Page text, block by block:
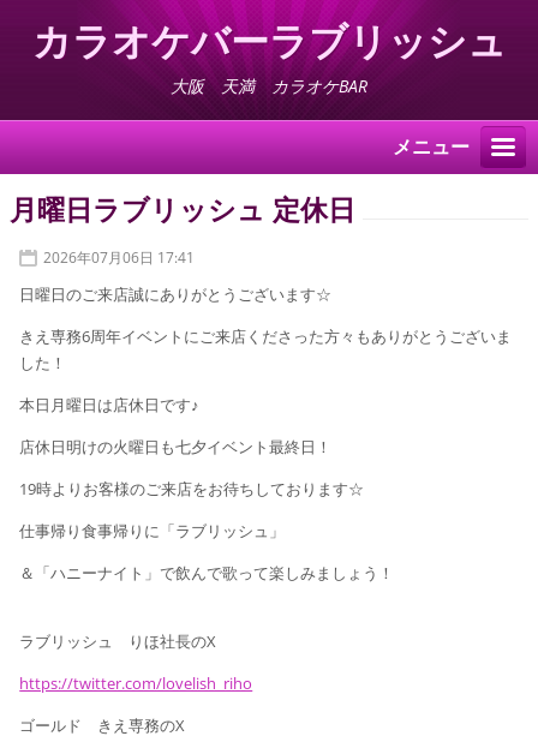
カラオケバーラブリッシュ
大阪 天満 カラオケBAR
メニュー
月曜日ラブリッシュ 定休日
2026年07月06日 17:41
日曜日のご来店誠にありがとうございます☆
きえ専務6周年イベントにご来店くださった方々もありがとうございま
した！
本日月曜日は店休日です♪
店休日明けの火曜日も七夕イベント最終日！
19時よりお客様のご来店をお待ちしております☆
仕事帰り食事帰りに「ラブリッシュ」
＆「ハニーナイト」で飲んで歌って楽しみましょう！
ラブリッシュ りほ社長のX
https://twitter.com/lovelish_riho
ゴールド きえ専務のX